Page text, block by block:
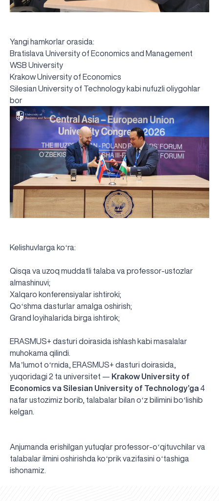
Yangi hamkorlar orasida:
Bratislava University of Economics and Management
WSB University
Krakow University of Economics
Silesian University of Technology kabi nufuzli oliygohlar
bor
Kelishuvlarga koʻra:
Qisqa va uzoq muddatli talaba va professor-ustozlar
almashinuvi;
Xalqaro konferensiyalar ishtiroki;
Qoʻshma dasturlar amalga oshirish;
Grand loyihalarida birga ishtirok;
ERASMUS+ dasturi doirasida ishlash kabi masalalar
muhokama qilindi.
Maʼlumot oʻrnida, ERASMUS+ dasturi doirasida,
yuqoridagi 2 ta universitet — Krakow University of
Economics va Silesian University of Technology’ga 4
nafar ustozimiz borib, talabalar bilan oʻz bilimini boʻlishib
kelgan.
Anjumanda erishilgan yutuqlar professor-oʻqituvchilar va
talabalar ilmini oshirishda koʻprik vazifasini oʻtashiga
ishonamiz.
UBS professori "Yangi O‘zbekiston yosh olimlari"
qatoridan joy oldi!
Sevimli "UBS xabarnomasi" gazetamizning yangi soni
nashrdan chiqdi!
UBS faoliyati tahlili va istiqboldagi rejalar
UBS oʻqituvchilari Qirgʻizistonda malaka oshirdi
G‘alaba sari olg‘a, O‘zbekiston!
TAYINLOV
UBS OAVda
UBS va bitiruvchi talabalar viloyat hokimligi tomonidan
taqdirlandi
Til oʻrganishda Ovropacha aytganda "level up" qilishni
xohlaysizmi?
Inson kapitaliga yo‘naltirilgan investitsiya — Yangi
O‘zbekiston taraqqiyotining eng muhim tayanchi